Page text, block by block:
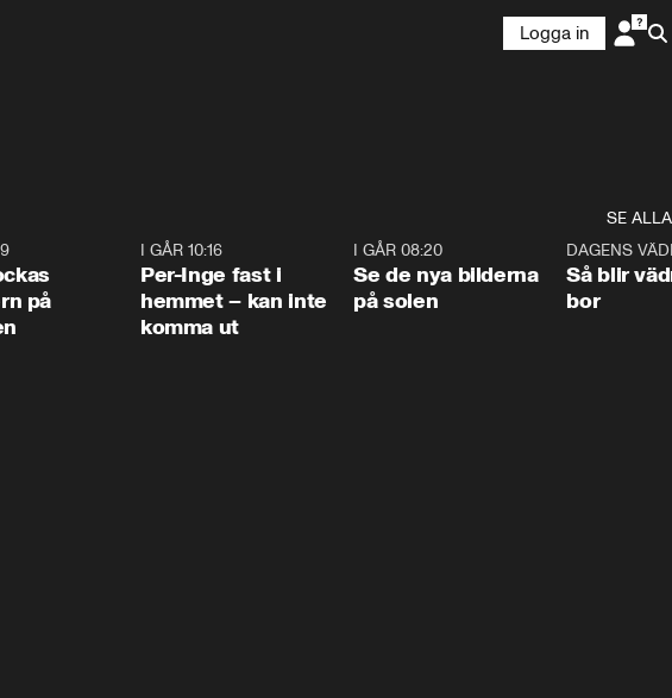
Logga in
SE ALLA
på
I GÅR 10:16
Per-Inge fast i
hemmet – kan inte
komma ut
I GÅR 08:20
Se de nya bilderna
på solen
DAGENS
Så blir
bor